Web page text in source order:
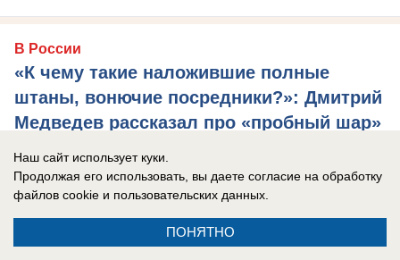
В России
«К чему такие наложившие полные
штаны, вонючие посредники?»: Дмитрий
Медведев рассказал про «пробный шар»
проверки России на прочность
Ситуация с Грузией показала, какие глупые
взгляды навязывает Запад, сказал
зампредседателя Совета Безопасности РФ.
Наш сайт использует куки.
Продолжая его использовать, вы даете согласие на обработку
файлов cookie и пользовательских данных.
ПОНЯТНО